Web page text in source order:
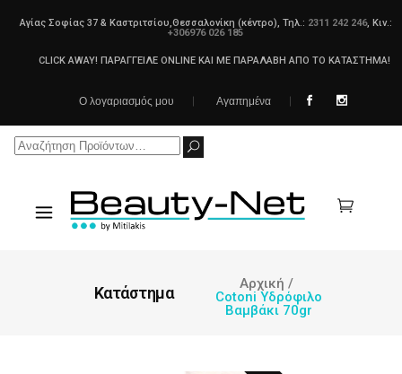
Αγίας Σοφίας 37 & Καστριτσίου,Θεσσαλονίκη (κέντρο), Τηλ.: 2311 242 246, Κιν.:
+306976 026 185
CLICK AWAY! ΠΑΡΑΓΓΕΙΛΕ ONLINE ΚΑΙ ΜΕ ΠΑΡΑΛΑΒΗ ΑΠΟ ΤΟ ΚΑΤΑΣΤΗΜΑ!
Ο λογαριασμός μου Αγαπημένα
Search
Κατάστημα Αρχική /
Cotoni Υδρόφιλο
Βαμβάκι 70gr